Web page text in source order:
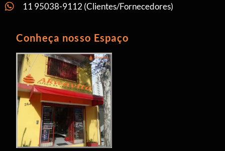
11 95038-9112 (Clientes/Fornecedores)
Conheça nosso Espaço